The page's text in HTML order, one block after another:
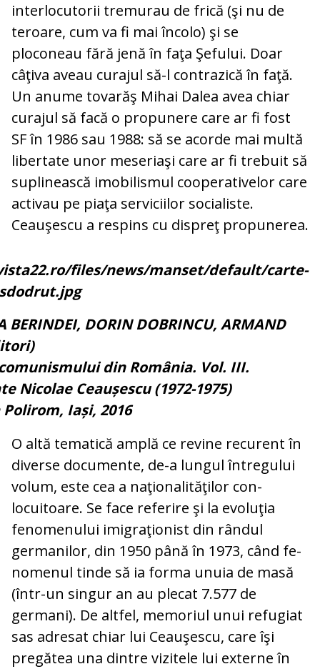
interlocutorii tremurau de frică (şi nu de
teroare, cum va fi mai încolo) şi se
ploconeau fără jenă în faţa Şefului. Doar
câţiva aveau curajul să-l contrazică în faţă.
Un anume tovarăş Mihai Dalea avea chiar
curajul să facă o propunere care ar fi fost
SF în 1986 sau 1988: să se acorde mai multă
libertate unor meseriaşi care ar fi trebuit să
suplinească imobilismul coo­perativelor care
activau pe piaţa serviciilor socialiste.
Ceauşescu a respins cu dispreţ propunerea.
BERINDEI, DORIN DOBRINCU, ARMAND
din România. Vol. III.
Nicolae Ceaușescu (1972-1975)
Iași, 2016
O altă tematică amplă ce revine recurent în
diverse documente, de-a lungul între­gului
volum, este cea a naţionalităţilor con­
locuitoare. Se face referire şi la evo­luţia
fenomenului imigraţionist din rândul
germanilor, din 1950 până în 1973, când fe­
nomenul tinde să ia forma unuia de masă
(într-un singur an au plecat 7.577 de
germani). De altfel, memoriul unui re­fugiat
sas adresat chiar lui Ceauşescu, care îşi
pregătea una dintre vizitele lui externe în